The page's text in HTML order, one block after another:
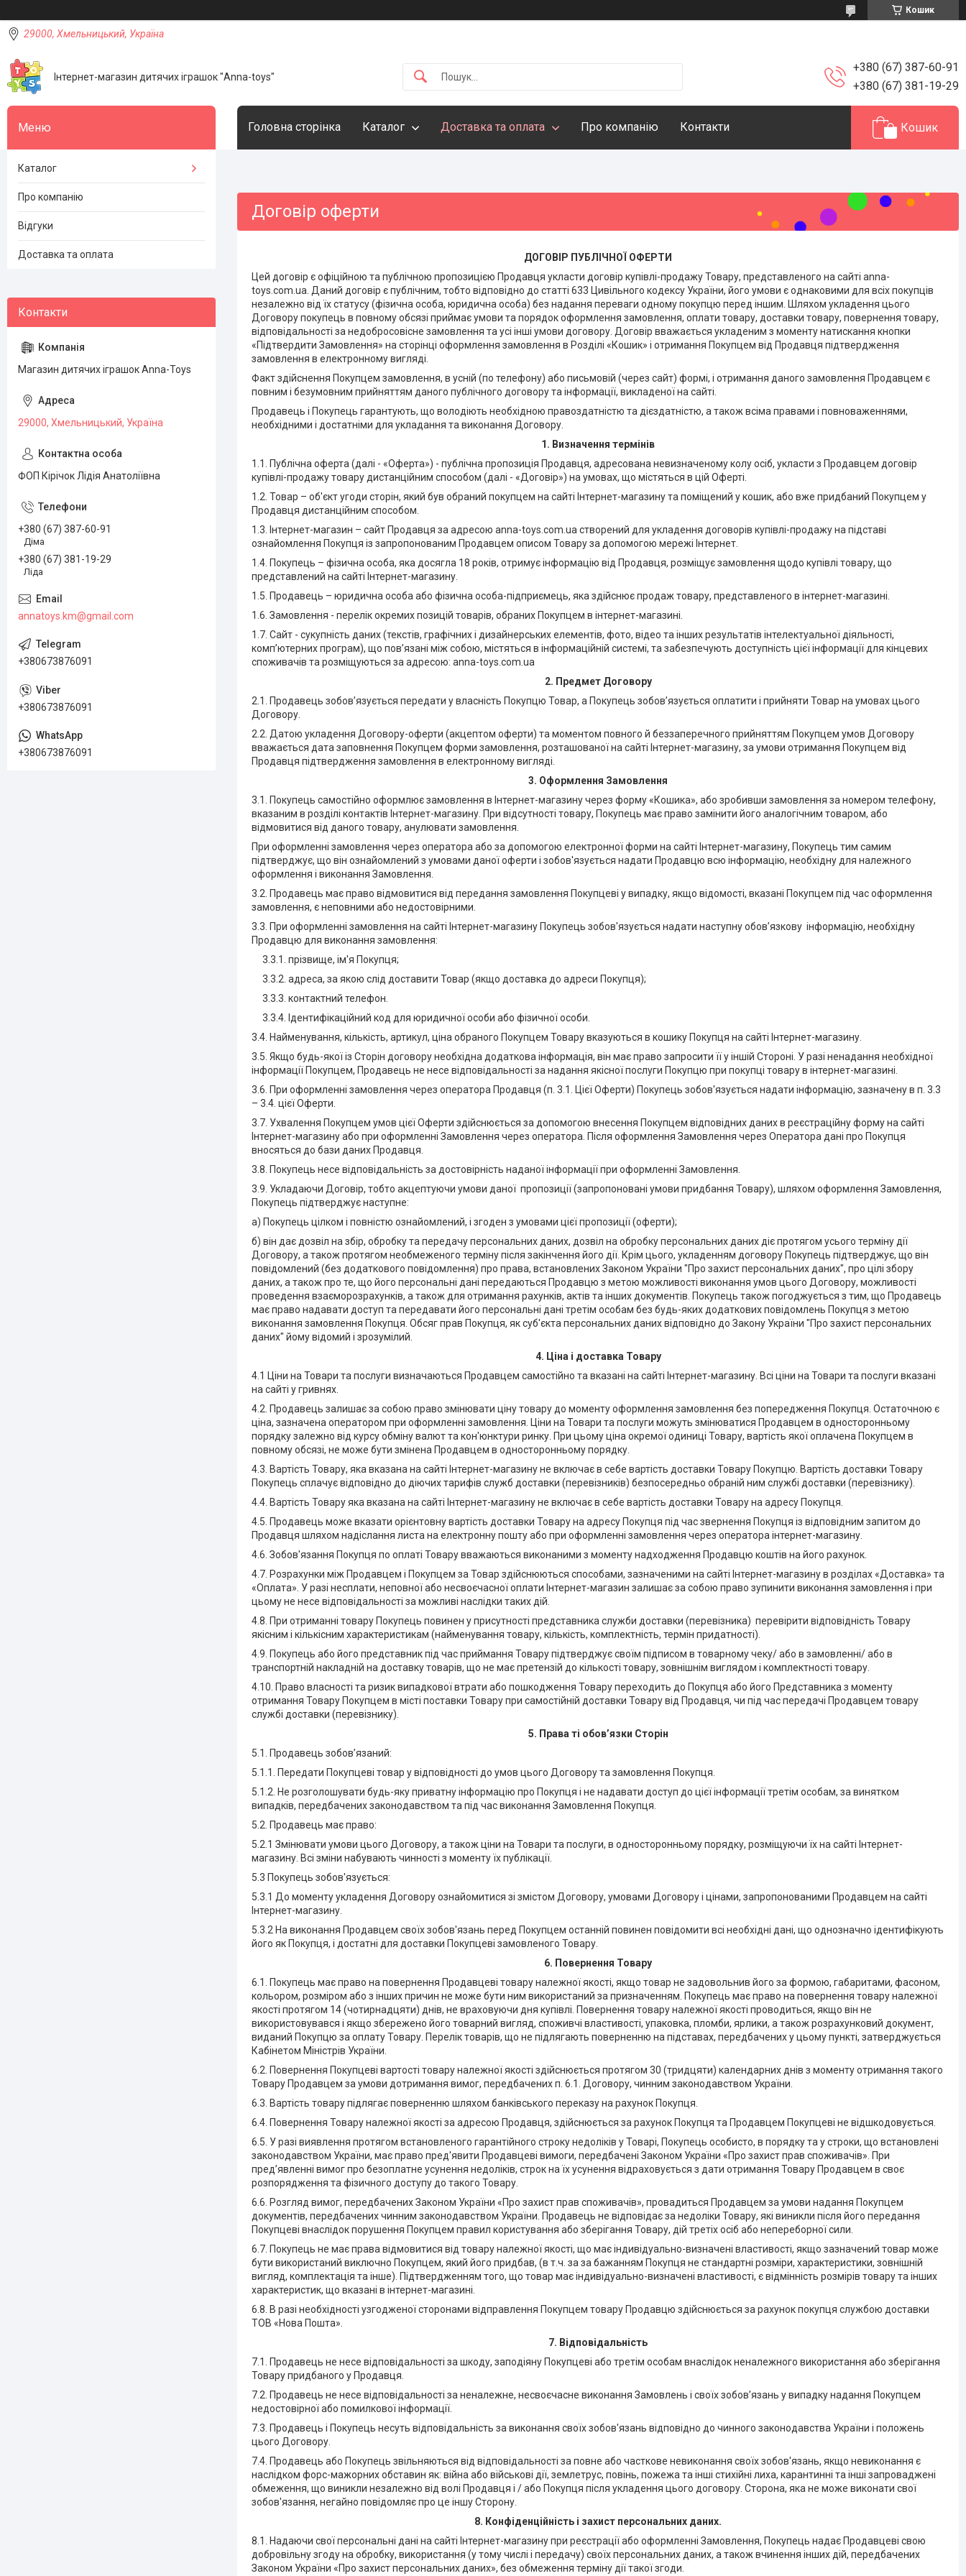
Кошик
29000, Хмельницький, Україна
Інтернет-магазин дитячих іграшок "Anna-toys"
+380 (67) 387-60-91
+380 (67) 381-19-29
Головна сторінка Каталог Доставка та оплата Про компанію Контакти Кошик
Договір оферти
ДОГОВІР ПУБЛІЧНОЇ ОФЕРТИ
Цей договір є офіційною та публічною пропозицією Продавця укласти договір купівлі-продажу Товару, представленого на сайті anna-
toys.com.ua. Даний договір є публічним, тобто відповідно до статті 633 Цивільного кодексу України, його умови є однаковими для всіх покупців
незалежно від їх статусу (фізична особа, юридична особа) без надання переваги одному покупцю перед іншим. Шляхом укладення цього
Договору покупець в повному обсязі приймає умови та порядок оформлення замовлення, оплати товару, доставки товару, повернення товару,
відповідальності за недобросовісне замовлення та усі інші умови договору. Договір вважається укладеним з моменту натискання кнопки
«Підтвердити Замовлення» на сторінці оформлення замовлення в Розділі «Кошик» і отримання Покупцем від Продавця підтвердження
замовлення в електронному вигляді.
Факт здійснення Покупцем замовлення, в усній (по телефону) або письмовій (через сайт) формі, і отримання даного замовлення Продавцем є
повним і безумовним прийняттям даного публічного договору та інформації, викладеної на сайті.
Продавець і Покупець гарантують, що володіють необхідною правоздатністю та дієздатністю, а також всіма правами і повноваженнями,
необхідними і достатніми для укладання та виконання Договору.
1. Визначення термінів
1.1. Публічна оферта (далі - «Оферта») - публічна пропозиція Продавця, адресована невизначеному колу осіб, укласти з Продавцем договір
купівлі-продажу товару дистанційним способом (далі - «Договір») на умовах, що містяться в цій Оферті.
1.2. Товар – об'єкт угоди сторін, який був обраний покупцем на сайті Інтернет-магазину та поміщений у кошик, або вже придбаний Покупцем у
Продавця дистанційним способом.
1.3. Інтернет-магазин – сайт Продавця за адресою anna-toys.com.ua створений для укладення договорів купівлі-продажу на підставі
ознайомлення Покупця із запропонованим Продавцем описом Товару за допомогою мережі Інтернет.
1.4. Покупець – фізична особа, яка досягла 18 років, отримує інформацію від Продавця, розміщує замовлення щодо купівлі товару, що
представлений на сайті Інтернет-магазину.
1.5. Продавець – юридична особа або фізична особа-підприємець, яка здійснює продаж товару, представленого в інтернет-магазині.
1.6. Замовлення - перелік окремих позицій товарів, обраних Покупцем в інтернет-магазині.
1.7. Сайт - сукупність даних (текстів, графічних і дизайнерських елементів, фото, відео та інших результатів інтелектуальної діяльності,
комп’ютерних програм), що пов’язані між собою, містяться в інформаційній системі, та забезпечують доступність цієї інформації для кінцевих
споживачів та розміщуються за адресою: anna-toys.com.ua
2. Предмет Договору
2.1. Продавець зобов’язується передати у власність Покупцю Товар, а Покупець зобов’язується оплатити і прийняти Товар на умовах цього
Договору.
2.2. Датою укладення Договору-оферти (акцептом оферти) та моментом повного й беззаперечного прийняттям Покупцем умов Договору
вважається дата заповнення Покупцем форми замовлення, розташованої на сайті Інтернет-магазину, за умови отримання Покупцем від
Продавця підтвердження замовлення в електронному вигляді.
3. Оформлення Замовлення
3.1. Покупець самостійно оформлює замовлення в Інтернет-магазину через форму «Кошика», або зробивши замовлення за номером телефону,
вказаним в розділі контактів Інтернет-магазину. При відсутності товару, Покупець має право замінити його аналогічним товаром, або
відмовитися від даного товару, анулювати замовлення.
При оформленні замовлення через оператора або за допомогою електронної форми на сайті Інтернет-магазину, Покупець тим самим
підтверджує, що він ознайомлений з умовами даної оферти і зобов'язується надати Продавцю всю інформацію, необхідну для належного
оформлення і виконання Замовлення.
3.2. Продавець має право відмовитися від передання замовлення Покупцеві у випадку, якщо відомості, вказані Покупцем під час оформлення
замовлення, є неповними або недостовірними.
3.3. При оформленні замовлення на сайті Інтернет-магазину Покупець зобов'язується надати наступну обов’язкову інформацію, необхідну
Продавцю для виконання замовлення:
3.3.1. прізвище, ім'я Покупця;
3.3.2. адреса, за якою слід доставити Товар (якщо доставка до адреси Покупця);
3.3.3. контактний телефон.
3.3.4. Ідентифікаційний код для юридичної особи або фізичної особи.
3.4. Найменування, кількість, артикул, ціна обраного Покупцем Товару вказуються в кошику Покупця на сайті Інтернет-магазину.
3.5. Якщо будь-якої із Сторін договору необхідна додаткова інформація, він має право запросити її у іншій Стороні. У разі ненадання необхідної
інформації Покупцем, Продавець не несе відповідальності за надання якісної послуги Покупцю при покупці товару в інтернет-магазині.
3.6. При оформленні замовлення через оператора Продавця (п. 3.1. Цієї Оферти) Покупець зобов'язується надати інформацію, зазначену в п. 3.3
– 3.4. цієї Оферти.
3.7. Ухвалення Покупцем умов цієї Оферти здійснюється за допомогою внесення Покупцем відповідних даних в реєстраційну форму на сайті
Інтернет-магазину або при оформленні Замовлення через оператора. Після оформлення Замовлення через Оператора дані про Покупця
вносяться до бази даних Продавця.
3.8. Покупець несе відповідальність за достовірність наданої інформації при оформленні Замовлення.
3.9. Укладаючи Договір, тобто акцептуючи умови даної пропозиції (запропоновані умови придбання Товару), шляхом оформлення Замовлення,
Покупець підтверджує наступне:
а) Покупець цілком і повністю ознайомлений, і згоден з умовами цієї пропозиції (оферти);
б) він дає дозвіл на збір, обробку та передачу персональних даних, дозвіл на обробку персональних даних діє протягом усього терміну дії
Договору, а також протягом необмеженого терміну після закінчення його дії. Крім цього, укладенням договору Покупець підтверджує, що він
повідомлений (без додаткового повідомлення) про права, встановлених Законом України "Про захист персональних даних", про цілі збору
даних, а також про те, що його персональні дані передаються Продавцю з метою можливості виконання умов цього Договору, можливості
проведення взаєморозрахунків, а також для отримання рахунків, актів та інших документів. Покупець також погоджується з тим, що Продавець
має право надавати доступ та передавати його персональні дані третім особам без будь-яких додаткових повідомлень Покупця з метою
виконання замовлення Покупця. Обсяг прав Покупця, як суб'єкта персональних даних відповідно до Закону України "Про захист персональних
даних" йому відомий і зрозумілий.
4. Ціна і доставка Товару
4.1 Ціни на Товари та послуги визначаються Продавцем самостійно та вказані на сайті Інтернет-магазину. Всі ціни на Товари та послуги вказані
на сайті у гривнях.
4.2. Продавець залишає за собою право змінювати ціну товару до моменту оформлення замовлення без попередження Покупця. Остаточною є
ціна, зазначена оператором при оформленні замовлення. Ціни на Товари та послуги можуть змінюватися Продавцем в односторонньому
порядку залежно від курсу обміну валют та кон'юнктури ринку. При цьому ціна окремої одиниці Товару, вартість якої оплачена Покупцем в
повному обсязі, не може бути змінена Продавцем в односторонньому порядку.
4.3. Вартість Товару, яка вказана на сайті Інтернет-магазину не включає в себе вартість доставки Товару Покупцю. Вартість доставки Товару
Покупець сплачує відповідно до діючих тарифів служб доставки (перевізників) безпосередньо обраній ним службі доставки (перевізнику).
4.4. Вартість Товару яка вказана на сайті Інтернет-магазину не включає в себе вартість доставки Товару на адресу Покупця.
4.5. Продавець може вказати орієнтовну вартість доставки Товару на адресу Покупця під час звернення Покупця із відповідним запитом до
Продавця шляхом надіслання листа на електронну пошту або при оформленні замовлення через оператора інтернет-магазину.
4.6. Зобов'язання Покупця по оплаті Товару вважаються виконаними з моменту надходження Продавцю коштів на його рахунок.
4.7. Розрахунки між Продавцем і Покупцем за Товар здійснюються способами, зазначеними на сайті Інтернет-магазину в розділах «Доставка» та
«Оплата». У разі несплати, неповної або несвоєчасної оплати Інтернет-магазин залишає за собою право зупинити виконання замовлення і при
цьому не несе відповідальності за можливі наслідки таких дій.
4.8. При отриманні товару Покупець повинен у присутності представника служби доставки (перевізника) перевірити відповідність Товару
якісним і кількісним характеристикам (найменування товару, кількість, комплектність, термін придатності).
4.9. Покупець або його представник під час приймання Товару підтверджує своїм підписом в товарному чеку/ або в замовленні/ або в
транспортній накладній на доставку товарів, що не має претензій до кількості товару, зовнішнім виглядом і комплектності товару.
4.10. Право власності та ризик випадкової втрати або пошкодження Товару переходить до Покупця або його Представника з моменту
отримання Товару Покупцем в місті поставки Товару при самостійній доставки Товару від Продавця, чи під час передачі Продавцем товару
службі доставки (перевізнику).
5. Права ті обов’язки Сторін
5.1. Продавець зобов’язаний:
5.1.1. Передати Покупцеві товар у відповідності до умов цього Договору та замовлення Покупця.
5.1.2. Не розголошувати будь-яку приватну інформацію про Покупця і не надавати доступ до цієї інформації третім особам, за винятком
випадків, передбачених законодавством та під час виконання Замовлення Покупця.
5.2. Продавець має право:
5.2.1 Змінювати умови цього Договору, а також ціни на Товари та послуги, в односторонньому порядку, розміщуючи їх на сайті Інтернет-
магазину. Всі зміни набувають чинності з моменту їх публікації.
5.3 Покупець зобов'язується:
5.3.1 До моменту укладення Договору ознайомитися зі змістом Договору, умовами Договору і цінами, запропонованими Продавцем на сайті
Інтернет-магазину.
5.3.2 На виконання Продавцем своїх зобов'язань перед Покупцем останній повинен повідомити всі необхідні дані, що однозначно ідентифікують
його як Покупця, і достатні для доставки Покупцеві замовленого Товару.
6. Повернення Товару
6.1. Покупець має право на повернення Продавцеві товару належної якості, якщо товар не задовольнив його за формою, габаритами, фасоном,
кольором, розміром або з інших причин не може бути ним використаний за призначенням. Покупець має право на повернення товару належної
якості протягом 14 (чотирнадцяти) днів, не враховуючи дня купівлі. Повернення товару належної якості проводиться, якщо він не
використовувався і якщо збережено його товарний вигляд, споживчі властивості, упаковка, пломби, ярлики, а також розрахунковий документ,
виданий Покупцю за оплату Товару. Перелік товарів, що не підлягають поверненню на підставах, передбачених у цьому пункті, затверджується
Кабінетом Міністрів України.
6.2. Повернення Покупцеві вартості товару належної якості здійснюється протягом 30 (тридцяти) календарних днів з моменту отримання такого
Товару Продавцем за умови дотримання вимог, передбачених п. 6.1. Договору, чинним законодавством України.
6.3. Вартість товару підлягає поверненню шляхом банківського переказу на рахунок Покупця.
6.4. Повернення Товару належної якості за адресою Продавця, здійснюється за рахунок Покупця та Продавцем Покупцеві не відшкодовується.
6.5. У разі виявлення протягом встановленого гарантійного строку недоліків у Товарі, Покупець особисто, в порядку та у строки, що встановлені
законодавством України, має право пред'явити Продавцеві вимоги, передбачені Законом України «Про захист прав споживачів». При
пред’явленні вимог про безоплатне усунення недоліків, строк на їх усунення відраховується з дати отримання Товару Продавцем в своє
розпорядження та фізичного доступу до такого Товару.
6.6. Розгляд вимог, передбачених Законом України «Про захист прав споживачів», провадиться Продавцем за умови надання Покупцем
документів, передбачених чинним законодавством України. Продавець не відповідає за недоліки Товару, які виникли після його передання
Покупцеві внаслідок порушення Покупцем правил користування або зберігання Товару, дій третіх осіб або непереборної сили.
6.7. Покупець не має права відмовитися від товару належної якості, що має індивідуально-визначені властивості, якщо зазначений товар може
бути використаний виключно Покупцем, який його придбав, (в т.ч. за за бажанням Покупця не стандартні розміри, характеристики, зовнішній
вигляд, комплектація та інше). Підтвердженням того, що товар має індивідуально-визначені властивості, є відмінність розмірів товару та інших
характеристик, що вказані в інтернет-магазині.
6.8. В разі необхідності узгодженої сторонами відправлення Покупцем товару Продавцю здійснюється за рахунок покупця службою доставки
ТОВ «Нова Пошта».
7. Відповідальність
7.1. Продавець не несе відповідальності за шкоду, заподіяну Покупцеві або третім особам внаслідок неналежного використання або зберігання
Товару придбаного у Продавця.
7.2. Продавець не несе відповідальності за неналежне, несвоєчасне виконання Замовлень і своїх зобов’язань у випадку надання Покупцем
недостовірної або помилкової інформації.
7.3. Продавець і Покупець несуть відповідальність за виконання своїх зобов'язань відповідно до чинного законодавства України і положень
цього Договору.
7.4. Продавець або Покупець звільняються від відповідальності за повне або часткове невиконання своїх зобов'язань, якщо невиконання є
наслідком форс-мажорних обставин як: війна або військові дії, землетрус, повінь, пожежа та інші стихійні лиха, карантинні та інші запроваджені
обмеження, що виникли незалежно від волі Продавця і / або Покупця після укладення цього договору. Сторона, яка не може виконати свої
зобов'язання, негайно повідомляє про це іншу Сторону.
8. Конфіденційність і захист персональних даних.
8.1. Надаючи свої персональні дані на сайті Інтернет-магазину при реєстрації або оформленні Замовлення, Покупець надає Продавцеві свою
добровільну згоду на обробку, використання (у тому числі і передачу) своїх персональних даних, а також вчинення інших дій, передбачених
Законом України «Про захист персональних даних», без обмеження терміну дії такої згоди.
Каталог
Про компанію
Відгуки
Доставка та оплата
Магазин дитячих іграшок Anna-Toys
29000, Хмельницький, Україна
ФОП Кірічок Лідія Анатоліївна
+380 (67) 387-60-91
Діма
+380 (67) 381-19-29
Ліда
annatoys.km@gmail.com
+380673876091
+380673876091
+380673876091